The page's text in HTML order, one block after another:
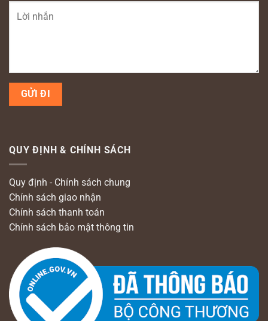
QUY ĐỊNH & CHÍNH SÁCH
Quy định - Chính sách chung
Chính sách giao nhận
Chính sách thanh toán
Chính sách bảo mật thông tin